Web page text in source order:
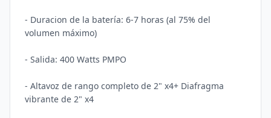
- Duracion de la batería: 6-7 horas (al 75% del
volumen máximo)
- Salida: 400 Watts PMPO
- Altavoz de rango completo de 2" x4+ Diafragma
vibrante de 2" x4